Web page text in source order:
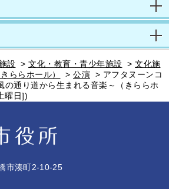
設 > 文化・教育・青少年施設 > 文化施
ららホール） > 公演 > アフタヌーンコ
通り道から生まれる音楽～（きららホ
曜日])
市湊町2-10-25